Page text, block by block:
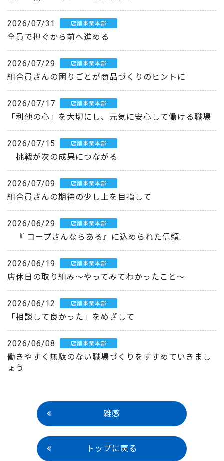
2026/07/31 店舗事業本部
全員で担ぐから前へ進める
2026/07/29 店舗事業本部
組合員さんの困りごとが商品づくりのヒントに
2026/07/17 店舗事業本部
「利他の心」を大切にし、元気に安心して働ける職場
2026/07/15 店舗事業本部
挑戦が次の成果につながる
2026/07/09 店舗事業本部
組合員さんの期待の少し上を目指して
2026/06/29 店舗事業本部
『 コープさんならある』に込められた信頼.
2026/06/19 店舗事業本部
店休日の取り組み～やってみてわかったこと～
2026/06/12 店舗事業本部
「相談して良かった」をめざして
2026/06/08 店舗事業本部
働きやすく無駄のない職場づくりをすすめていきまし
ょう
雑感
トップに戻る